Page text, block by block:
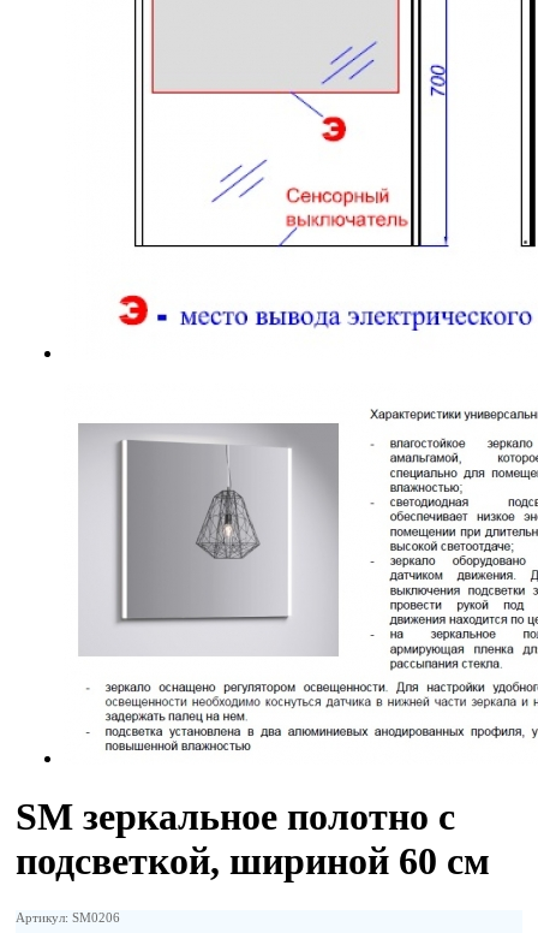
SM зеркальное полотно с
подсветкой, шириной 60 см
Артикул: SM0206